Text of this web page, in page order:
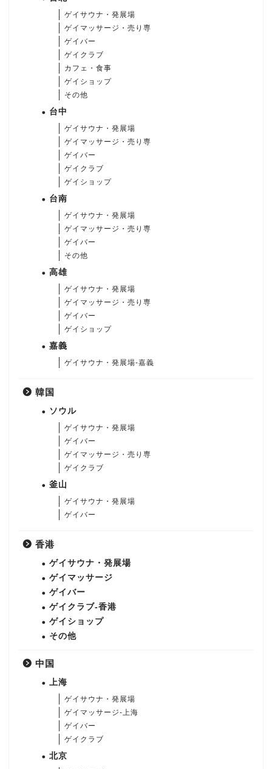
ゲイサウナ・発展場
ゲイマッサージ・売り専
ゲイバー
ゲイクラブ
カフェ・食事
ゲイショップ
その他
台中
ゲイサウナ・発展場
ゲイマッサージ・売り専
ゲイバー
ゲイクラブ
ゲイショップ
台南
ゲイサウナ・発展場
ゲイマッサージ・売り専
ゲイバー
その他
高雄
ゲイサウナ・発展場
ゲイマッサージ・売り専
ゲイバー
ゲイショップ
嘉義
ゲイサウナ・発展場-嘉義
韓国
ソウル
ゲイサウナ・発展場
ゲイバー
ゲイマッサージ・売り専
ゲイクラブ
釜山
ゲイサウナ・発展場
ゲイバー
香港
ゲイサウナ・発展場
ゲイマッサージ
ゲイバー
ゲイクラブ-香港
ゲイショップ
その他
中国
上海
ゲイサウナ・発展場
ゲイマッサージ-上海
ゲイバー
ゲイクラブ
北京